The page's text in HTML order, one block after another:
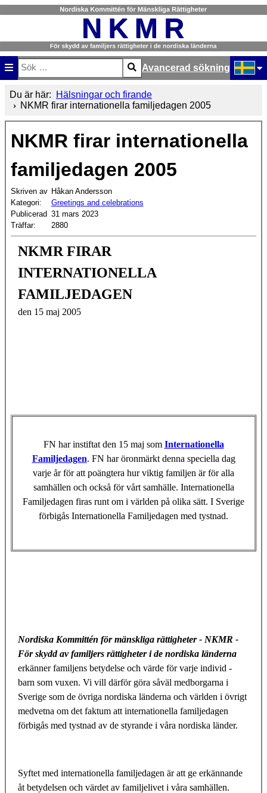
Sök
Type 2 or more characters for results.
Avancerad sökning
Du är här:
Hälsningar och firande
NKMR firar internationella familjedagen 2005
NKMR firar internationella
familjedagen 2005
Skriven av Håkan Andersson
Kategori:
Greetings and celebrations
Publicerad 31 mars 2023
Träffar:
2880
NKMR FIRAR
INTERNATIONELLA
FAMILJEDAGEN
den 15 maj 2005
FN har instiftat den 15 maj som Internationella
Familjedagen. FN har öronmärkt denna speciella dag
varje år för att poängtera hur viktig familjen är för alla
samhällen och också för vårt samhälle. Internationella
Familjedagen firas runt om i världen på olika sätt. I Sverige
förbigås Internationella Familjedagen med tystnad.
Nordiska Kommittén för mänskliga rättigheter - NKMR -
För skydd av familjers rättigheter i de nordiska länderna
erkänner familjens betydelse och värde för varje individ -
barn som vuxen. Vi vill därför göra såväl medborgarna i
Sverige som de övriga nordiska länderna och världen i övrigt
medvetna om det faktum att internationella familjedagen
förbigås med tystnad av de styrande i våra nordiska länder.
Syftet med internationella familjedagen är att ge erkännande
åt betydelsen och värdet av familjelivet i våra samhällen.